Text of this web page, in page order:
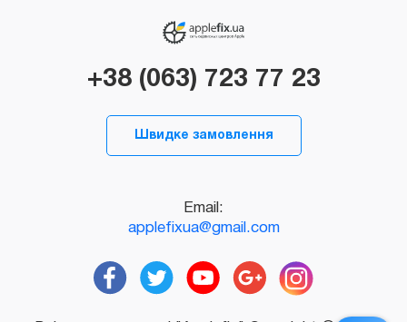
+38 (063) 723 77 23
Швидке замовлення
Email:
applefixua@gmail.com